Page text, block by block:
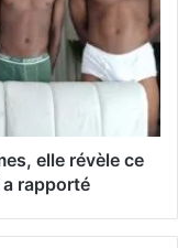
elle révèle ce
rapporté